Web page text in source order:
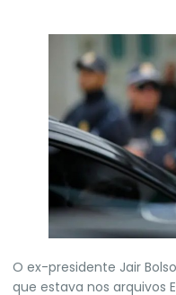
O ex-presidente Jair
que estava nos arquivos